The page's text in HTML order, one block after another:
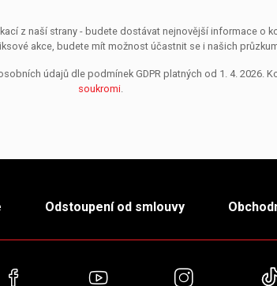
z naší strany - budete dostávat nejnovější informace o
akce, budete mít možnost účastnit se i našich
údajů dle podmínek GDPR platných od 1. 4. 2026.
soukromi.
Odstoupení od smlouvy
stránkyFacebookYouTube